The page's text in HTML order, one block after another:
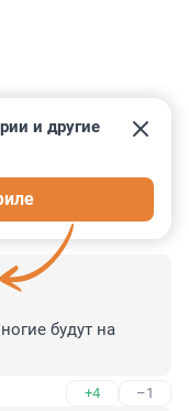
и другие
будут на
+4 –1